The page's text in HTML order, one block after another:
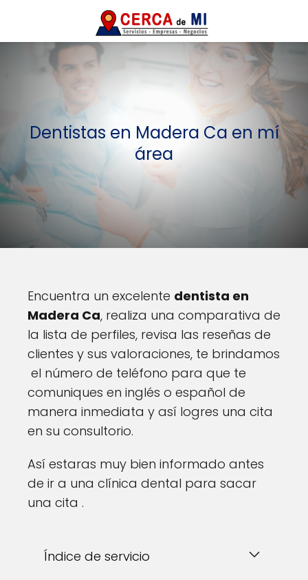
Dentistas en Madera Ca en mí
área
Encuentra un excelente dentista en
Madera Ca, realiza una comparativa de
la lista de perfiles, revisa las reseñas de
clientes y sus valoraciones, te brindamos
el número de teléfono para que te
comuniques en inglés o español de
manera inmediata y así logres una cita
en su consultorio.
Así estaras muy bien informado antes
de ir a una clínica dental para sacar
una cita .
Índice de servicio